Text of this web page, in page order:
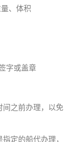
、体积
字或盖章
间之前办理，以免
定的船代办理，